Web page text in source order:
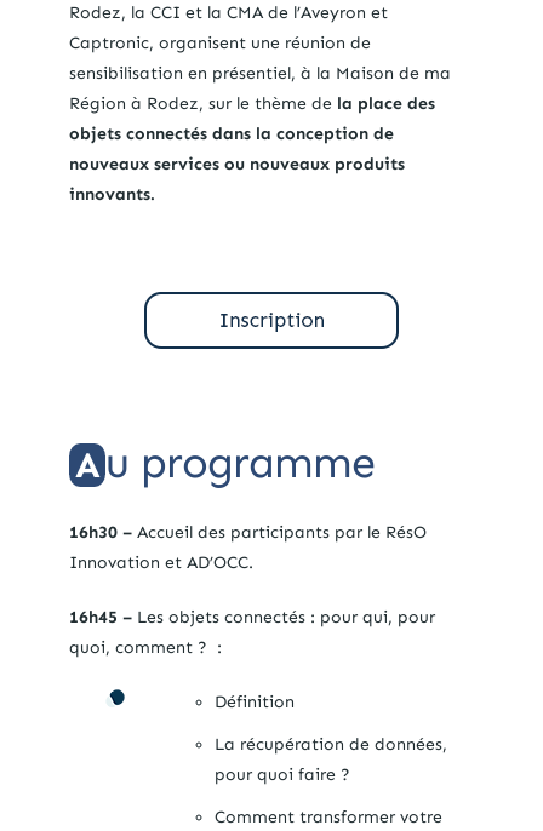
Rodez, la CCI et la CMA de l’Aveyron et
Captronic, organisent une réunion de
sensibilisation en présentiel, à la Maison de ma
Région à Rodez, sur le thème de la place des
objets connectés dans la conception de
nouveaux services ou nouveaux produits
innovants.
Au programme
16h30 – Accueil des participants par le RésO
Innovation et AD’OCC.
16h45 – Les objets connectés : pour qui, pour
quoi, comment ? :
Définition
La récupération de données,
pour quoi faire ?
Comment transformer votre